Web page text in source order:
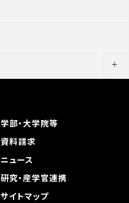
学部・大学院等
資料請求
ニュース
研究・産学官連携
サイトマップ